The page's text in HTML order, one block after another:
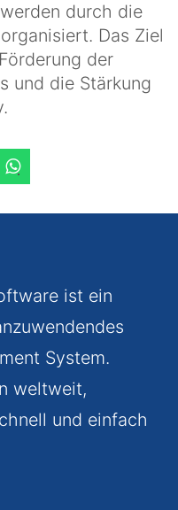
durch die
Das Ziel
der
und die Stärkung
ist ein
System.
weltweit,
und einfach